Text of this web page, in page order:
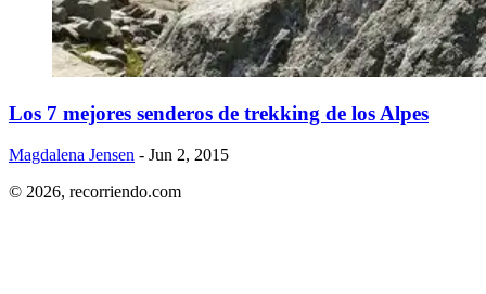
​Los 7 mejores senderos de trekking de los Alpes
Magdalena Jensen - Jun 2, 2015
© 2026, recorriendo.com